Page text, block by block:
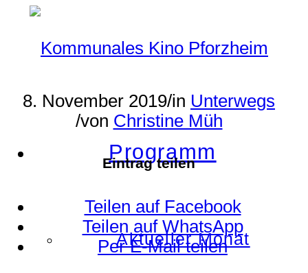
Programm
Aktueller Monat
8. November 2019/in Unterwegs
/von Christine Müh
Eintrag teilen
Teilen auf Facebook
Teilen auf WhatsApp
Per E-Mail teilen